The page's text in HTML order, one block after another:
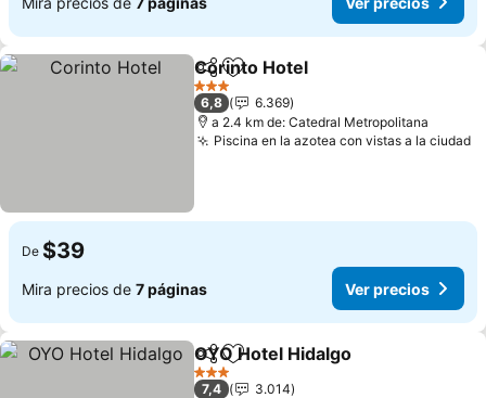
CompartirAgregar a favoritos
Corinto Hotel
3 Estrellas
6,8
6.369
a 2.4 km de: Catedral Metropolitana
Piscina en la azotea con vistas a la ciudad
De $39
Mira precios de 7 páginas Ver precios
CompartirAgregar a favoritos
OYO Hotel Hidalgo
3 Estrellas
7,4
3.014